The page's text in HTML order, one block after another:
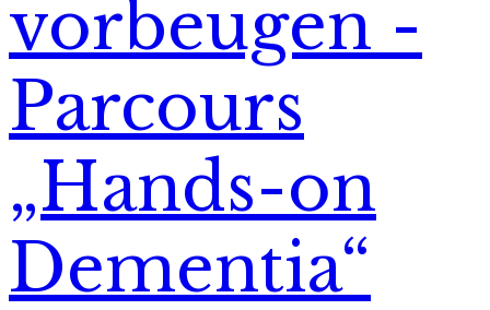
vorbeugen -
Parcours
„Hands-on
Dementia“